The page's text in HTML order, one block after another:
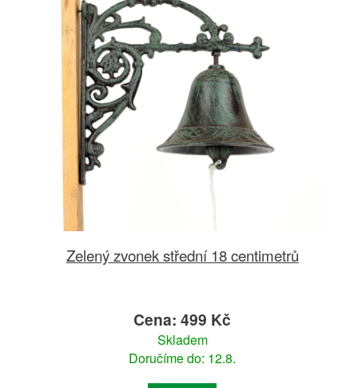
Zelený zvonek střední 18 centimetrů
Cena: 499 Kč
Skladem
Doručíme do: 12.8.